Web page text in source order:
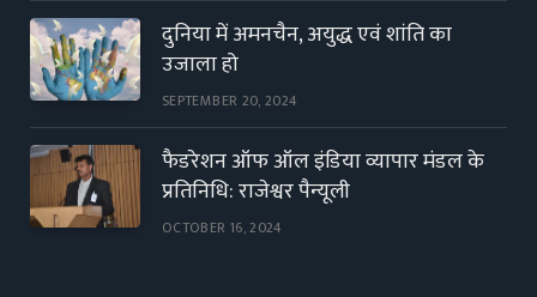
दुनिया में अमनचैन, अयुद्ध एवं शांति का
उजाला हो
SEPTEMBER 20, 2024
फैडरेशन ऑफ ऑल इंडिया व्यापार मंडल के
प्रतिनिधि: राजेश्वर पैन्यूली
OCTOBER 16, 2024